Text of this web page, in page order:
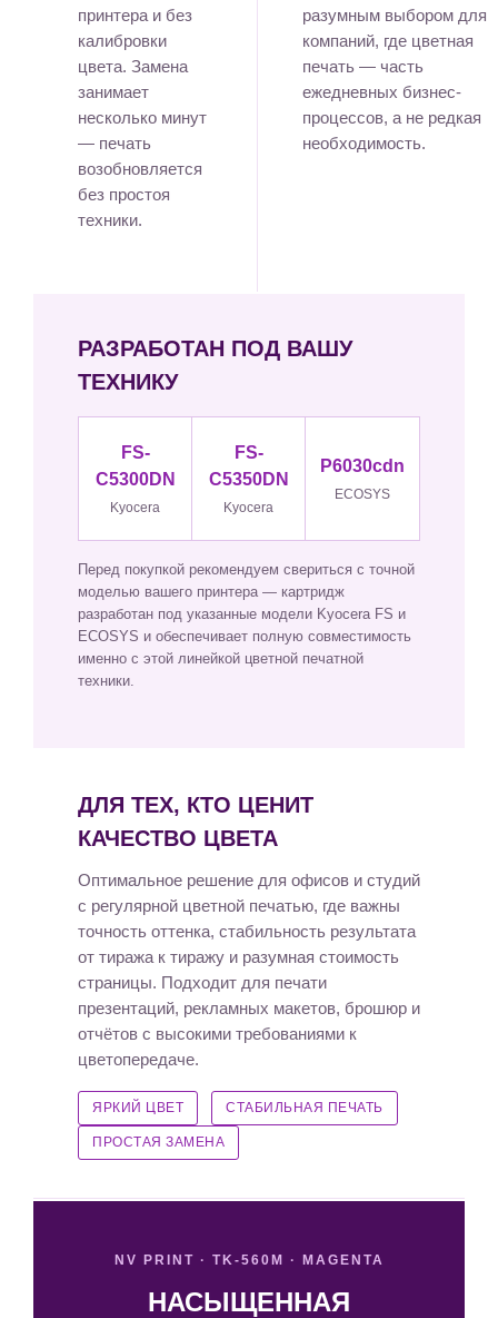
принтера и без
калибровки
цвета. Замена
занимает
несколько минут
— печать
возобновляется
без простоя
техники.
разумным выбором для
компаний, где цветная
печать — часть
ежедневных бизнес-
процессов, а не редкая
необходимость.
РАЗРАБОТАН ПОД ВАШУ
ТЕХНИКУ
FS-
C5300DN
Kyocera
FS-
C5350DN
Kyocera
P6030cdn
ECOSYS
Перед покупкой рекомендуем свериться с точной
моделью вашего принтера — картридж
разработан под указанные модели Kyocera FS и
ECOSYS и обеспечивает полную совместимость
именно с этой линейкой цветной печатной
техники.
ДЛЯ ТЕХ, КТО ЦЕНИТ
КАЧЕСТВО ЦВЕТА
Оптимальное решение для офисов и студий
с регулярной цветной печатью, где важны
точность оттенка, стабильность результата
от тиража к тиражу и разумная стоимость
страницы. Подходит для печати
презентаций, рекламных макетов, брошюр и
отчётов с высокими требованиями к
цветопередаче.
ЯРКИЙ ЦВЕТ СТАБИЛЬНАЯ ПЕЧАТЬ
ПРОСТАЯ ЗАМЕНА
NV PRINT · TK-560M · MAGENTA
НАСЫЩЕННАЯ